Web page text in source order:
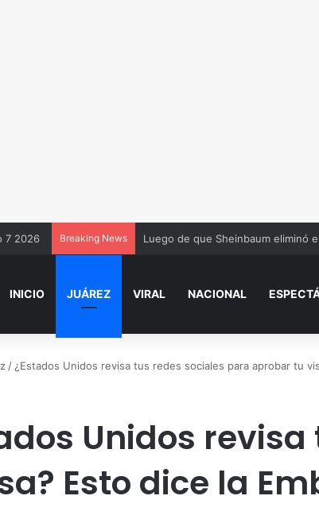
7 2026 Breaking News Luego de que Sheinbaum eliminó
INICIO JUÁREZ VIRAL NACIONAL
/ ¿Estados Unidos revisa tus redes sociales para aprobar tu
Unidos
Esto dice la